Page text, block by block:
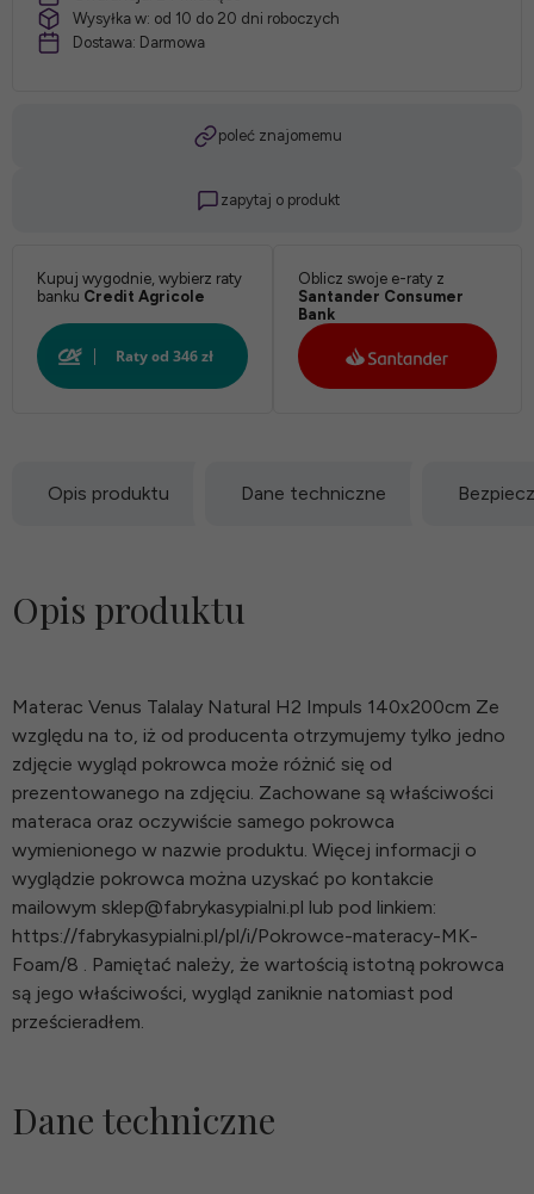
Wysyłka w: od 10 do 20 dni roboczych
Dostawa: Darmowa
poleć znajomemu
zapytaj o produkt
Kupuj wygodnie, wybierz raty
banku Credit Agricole
Oblicz swoje e-raty z
Santander Consumer
Bank
Opis produktu Dane techniczne
Opis produktu
Materac Venus Talalay Natural H2 Impuls 140x200cm Ze
względu na to, iż od producenta otrzymujemy tylko jedno
zdjęcie wygląd pokrowca może różnić się od
prezentowanego na zdjęciu. Zachowane są właściwości
materaca oraz oczywiście samego pokrowca
wymienionego w nazwie produktu. Więcej informacji o
wyglądzie pokrowca można uzyskać po kontakcie
mailowym sklep@fabrykasypialni.pl lub pod linkiem:
https://fabrykasypialni.pl/pl/i/Pokrowce-materacy-MK-
Foam/8 . Pamiętać należy, że wartością istotną pokrowca
są jego właściwości, wygląd zaniknie natomiast pod
prześcieradłem.
Dane techniczne